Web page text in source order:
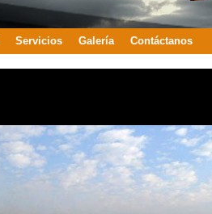
Servicios Galería Contáctanos